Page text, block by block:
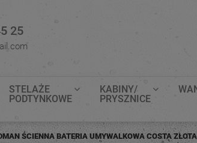
25
STELAŻE
PODTYNKOWE
KABINY/
PRYSZNICE
ŚCIENNA BATERIA UMYWALKOWA COSTA ZŁOTA